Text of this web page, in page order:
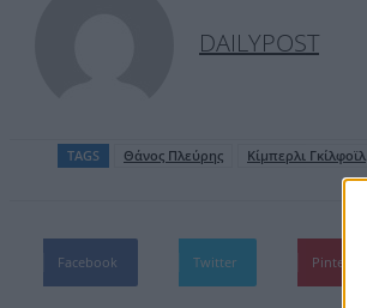
DAILYPOST
TAGS Θάνος Πλεύρης Κίμπερλι Γκίλφοϊλ
Facebook Twitter Pinterest